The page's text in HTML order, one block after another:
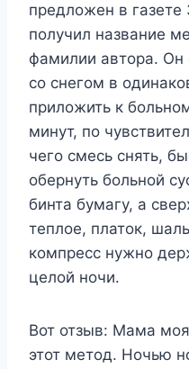
предложен в
получил название
фамилии автора. Он
со снегом в
приложить к
минут, по
чего смесь снять,
обернуть больной
бинта бумагу, а
теплое, платок,
компресс нужно
целой ночи.
Вот отзыв: Мама
этот метод. Ночью